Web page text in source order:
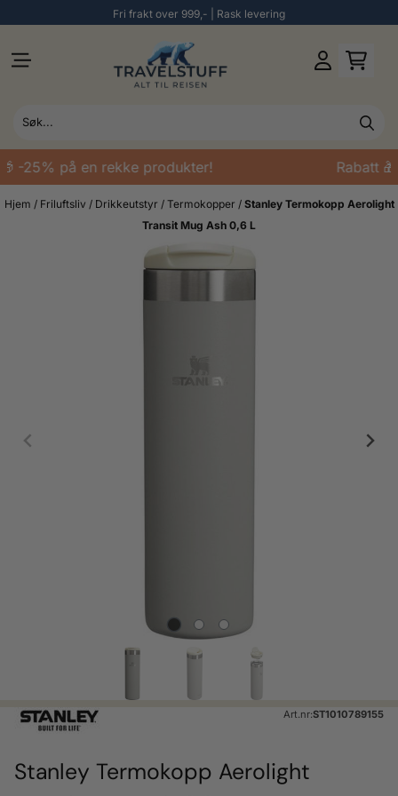
Fri frakt over 999,- | Rask levering
-25% på en rekke produkter! Rabatt
Hjem / Friluftsliv / Drikkeutstyr / Termokopper / Stanley Termokopp Aerolight
Transit Mug Ash 0,6 L
Art.nr:ST1010789155
Stanley Termokopp Aerolight